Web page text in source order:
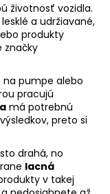
životnosť vozidla.
a udržiavané,
produkty
značky
pumpe alebo
pracujú
má potrebnú
preto si
drahá, no
lacná
v takej